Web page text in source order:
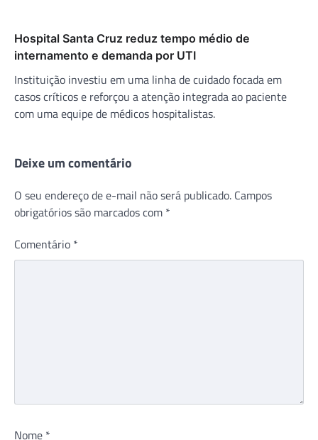
Hospital Santa Cruz reduz tempo médio de
internamento e demanda por UTI
Instituição investiu em uma linha de cuidado focada em
casos críticos e reforçou a atenção integrada ao paciente
com uma equipe de médicos hospitalistas.
Deixe um comentário
O seu endereço de e-mail não será publicado. Campos
obrigatórios são marcados com *
Comentário *
Nome *